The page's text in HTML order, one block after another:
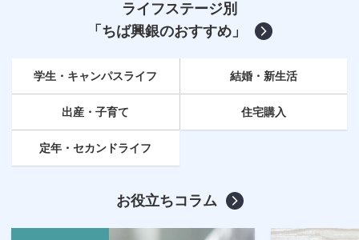
ライフステージ別
「ちば興銀のおすすめ」
学生・キャンパスライフ 結婚・新生活
出産・子育て 住宅購入
定年 ・セカンドライフ
お役立ちコラム